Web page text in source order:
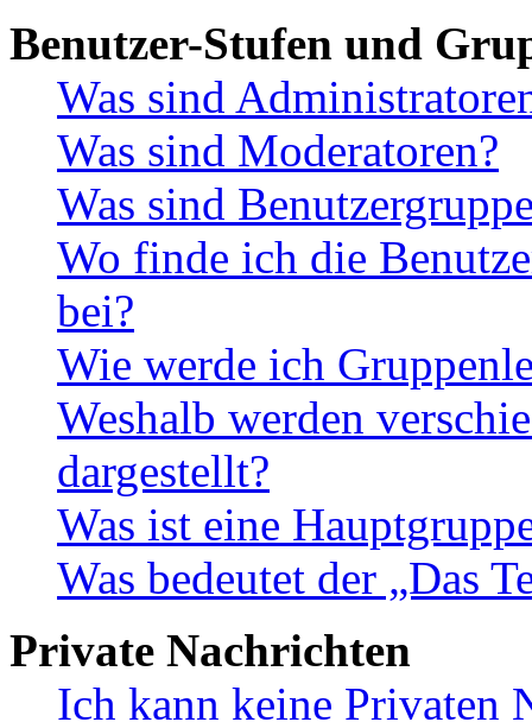
Benutzer-Stufen und
Was sind
Was sind Moderatoren?
Was sind
Wo finde ich die
bei?
Wie werde ich
Weshalb werden
dargestellt?
Was ist eine
Was bedeutet der „Das
Private Nachrichten
Ich kann keine Privaten